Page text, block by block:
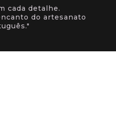
cada detalhe.
do artesanato